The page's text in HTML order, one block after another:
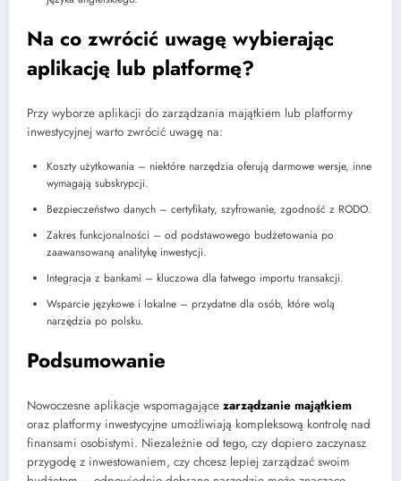
Na co zwrócić uwagę wybierając
aplikację lub platformę?
Przy wyborze aplikacji do zarządzania majątkiem lub platformy
inwestycyjnej warto zwrócić uwagę na:
Koszty użytkowania – niektóre narzędzia oferują darmowe wersje, inne
wymagają subskrypcji.
Bezpieczeństwo danych – certyfikaty, szyfrowanie, zgodność z RODO.
Zakres funkcjonalności – od podstawowego budżetowania po
zaawansowaną analitykę inwestycji.
Integracja z bankami – kluczowa dla łatwego importu transakcji.
Wsparcie językowe i lokalne – przydatne dla osób, które wolą
narzędzia po polsku.
Podsumowanie
Nowoczesne aplikacje wspomagające zarządzanie majątkiem
oraz platformy inwestycyjne umożliwiają kompleksową kontrolę nad
finansami osobistymi. Niezależnie od tego, czy dopiero zaczynasz
przygodę z inwestowaniem, czy chcesz lepiej zarządzać swoim